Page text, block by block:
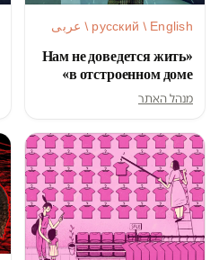
русский / English / عربى
«Нам не доведется жить
в отстроенном доме»
מנהל האתר